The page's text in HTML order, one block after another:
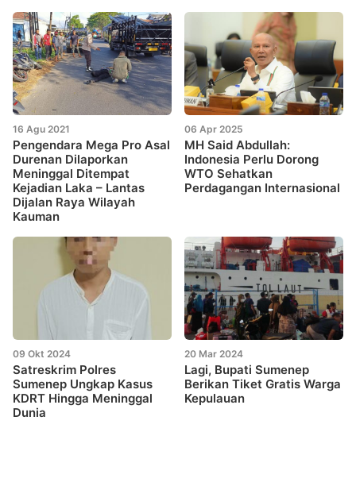
16 Agu 2021
Pengendara Mega Pro Asal
Durenan Dilaporkan
Meninggal Ditempat
Kejadian Laka – Lantas
Dijalan Raya Wilayah
Kauman
06 Apr 2025
MH Said Abdullah:
Indonesia Perlu Dorong
WTO Sehatkan
Perdagangan Internasional
09 Okt 2024
Satreskrim Polres
Sumenep Ungkap Kasus
KDRT Hingga Meninggal
Dunia
20 Mar 2024
Lagi, Bupati Sumenep
Berikan Tiket Gratis Warga
Kepulauan